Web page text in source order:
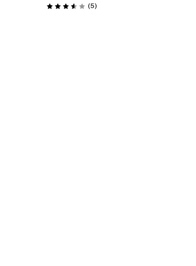
Valoración: 3.6 / 5
(5Comentarios
)